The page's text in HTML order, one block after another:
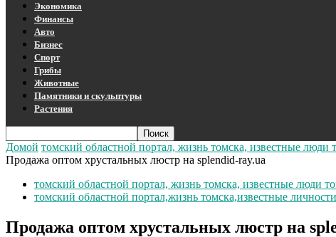
Экономика
Финансы
Авто
Бизнес
Спорт
Грибы
Животные
Памятники и скульптуры
Растения
Домой томский областной портал, жизнь томска, известные люди
Продажа оптом хрустальных люстр на splendid-ray.ua
томский областной портал, жизнь томска, известные люди
томский областной портал,жизнь томска,известные
Продажа оптом хрустальных люстр на